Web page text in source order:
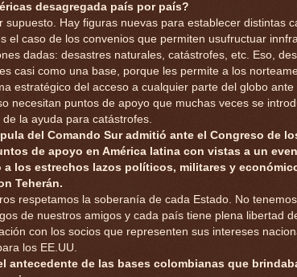
desagregada país por país?
supuesto. Hay figuras nuevas para establecer distintas
el caso de los convenios que permiten usufructuar
dadas: desastres naturales, catástrofes, etc. Eso,
casi como una base, porque les permite a los
estratégico del acceso a cualquier parte del globo
necesitan puntos de apoyo que muchas veces se
de la ayuda para catástrofes.
del Comando Sur admitió ante el Congreso de
de apoyo en América latina con vistas a un
a los estrechos lazos políticos, militares y
Teherán.
respetamos la soberanía de cada Estado. No
de nuestros amigos y cada país tiene plena libertad
con los socios que representen sus intereses
los EE.UU.
antecedente de las bases colombianas que